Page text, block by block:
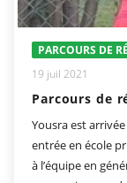
PARCOURS DE
19 juil 2021
Parcours de
Yousra est
entrée en école
à l’équipe en